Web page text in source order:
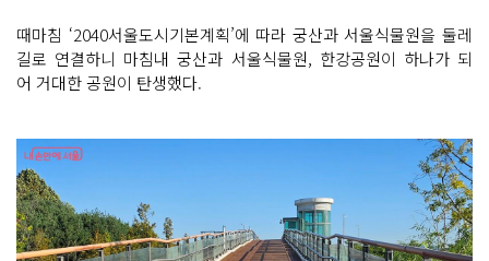
때마침 ‘2040서울도시기본계획’에 따라 궁산과 서울식물원을 둘레
길로 연결하니 마침내 궁산과 서울식물원, 한강공원이 하나가 되
어 거대한 공원이 탄생했다.